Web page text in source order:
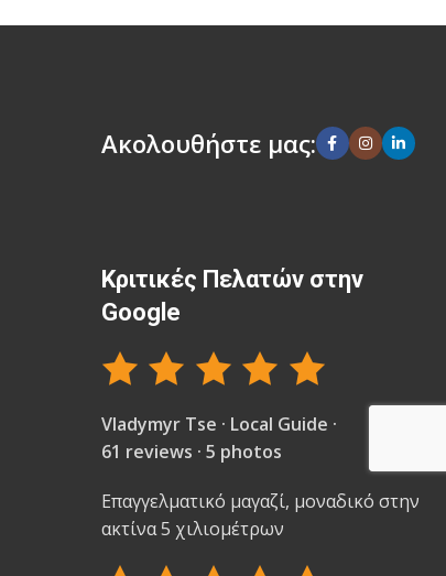
Ακολουθήστε μας:
Κριτικές Πελατών στην
Google
Vladymyr Tse · Local Guide ·
61 reviews · 5 photos
Επαγγελματικό μαγαζί, μοναδικό στην
ακτίνα 5 χιλιομέτρων